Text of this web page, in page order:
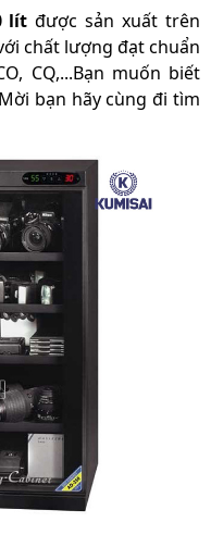
lít được sản xuất trên
chất lượng đạt chuẩn
CQ,...Bạn muốn biết
bạn hãy cùng đi tìm
1.5mm, dập khuôn
đính
bánh xe
390 x 1170 mm
380 x 1000 mm
hãng